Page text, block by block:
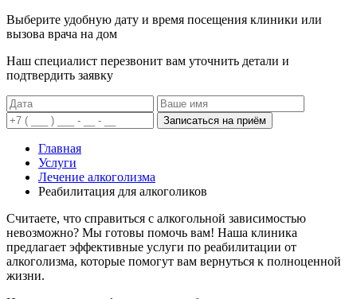
Выберите удобную дату и время посещения клиники или
вызова врача на дом
Наш специалист перезвонит вам уточнить детали и
подтвердить заявку
Записаться на приём
Главная
Услуги
Лечение алкоголизма
Реабилитация для алкоголиков
Считаете, что справиться с алкогольной зависимостью
невозможно? Мы готовы помочь вам! Наша клиника
предлагает эффективные услуги по реабилитации от
алкоголизма, которые помогут вам вернуться к полноценной
жизни.